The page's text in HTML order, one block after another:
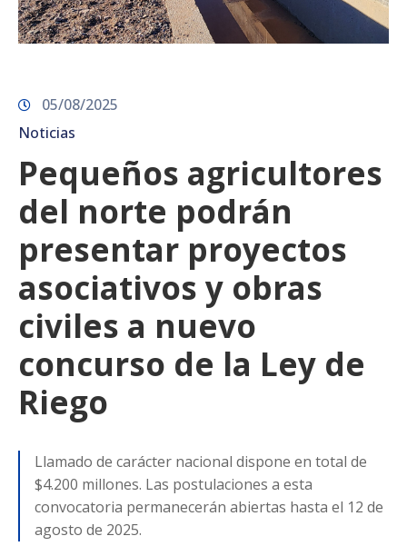
05/08/2025
Noticias
Pequeños agricultores
del norte podrán
presentar proyectos
asociativos y obras
civiles a nuevo
concurso de la Ley de
Riego
Llamado de carácter nacional dispone en total de
$4.200 millones. Las postulaciones a esta
convocatoria permanecerán abiertas hasta el 12 de
agosto de 2025.